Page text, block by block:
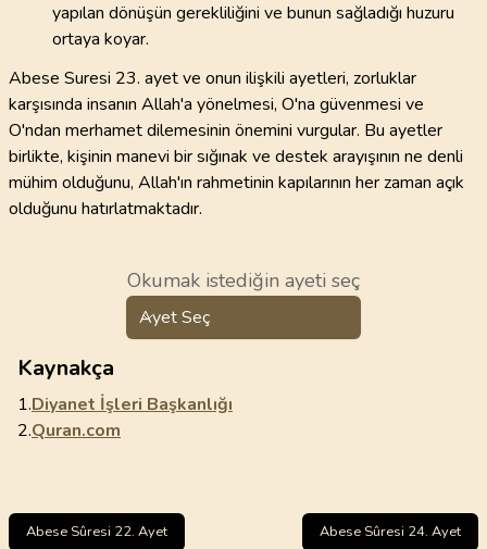
yapılan dönüşün gerekliliğini ve bunun sağladığı huzuru
ortaya koyar.
Abese Suresi 23. ayet ve onun ilişkili ayetleri, zorluklar
karşısında insanın Allah'a yönelmesi, O'na güvenmesi ve
O'ndan merhamet dilemesinin önemini vurgular. Bu ayetler
birlikte, kişinin manevi bir sığınak ve destek arayışının ne denli
mühim olduğunu, Allah'ın rahmetinin kapılarının her zaman açık
olduğunu hatırlatmaktadır.
Okumak istediğin ayeti seç
Ayet Seç
Kaynakça
1.Diyanet İşleri Başkanlığı
2.Quran.com
Abese Sûresi 22. Ayet Abese Sûresi 24. Ayet